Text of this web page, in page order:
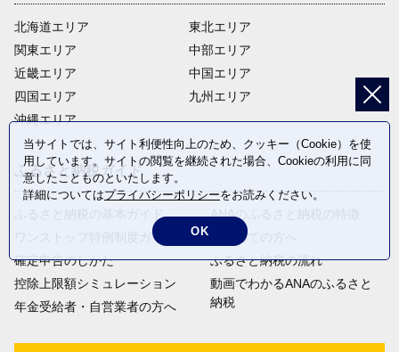
北海道エリア
関東エリア
近畿エリア
四国エリア
沖縄エリア
東北エリア
中部エリア
中国エリア
九州エリア
ふるさと納税ガイド
ふるさと納税の基本ガイド
ワンストップ特例制度ガイド
確定申告のしかた
控除上限額シミュレーション
年金受給者・自営業者の方へ
ANAのふるさと納税の特徴
はじめての方へ
ふるさと納税の流れ
動画でわかるANAのふるさと
納税
当サイトでは、サイト利便性向上のため、クッキー（Cookie）を使
用しています。サイトの閲覧を継続された場合、Cookieの利用に同
意したことものといたします。
詳細についてはプライバシーポリシーをお読みください。
OK